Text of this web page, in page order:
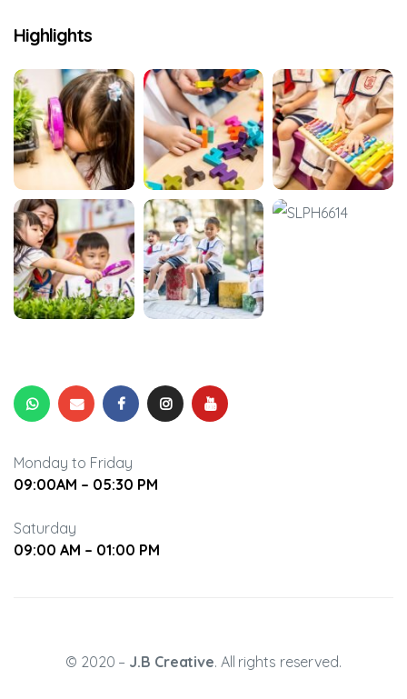
Highlights
Monday to Friday
09:00AM – 05:30 PM
Saturday
09:00 AM – 01:00 PM
© 2020 – J.B Creative. All rights reserved.
Self-